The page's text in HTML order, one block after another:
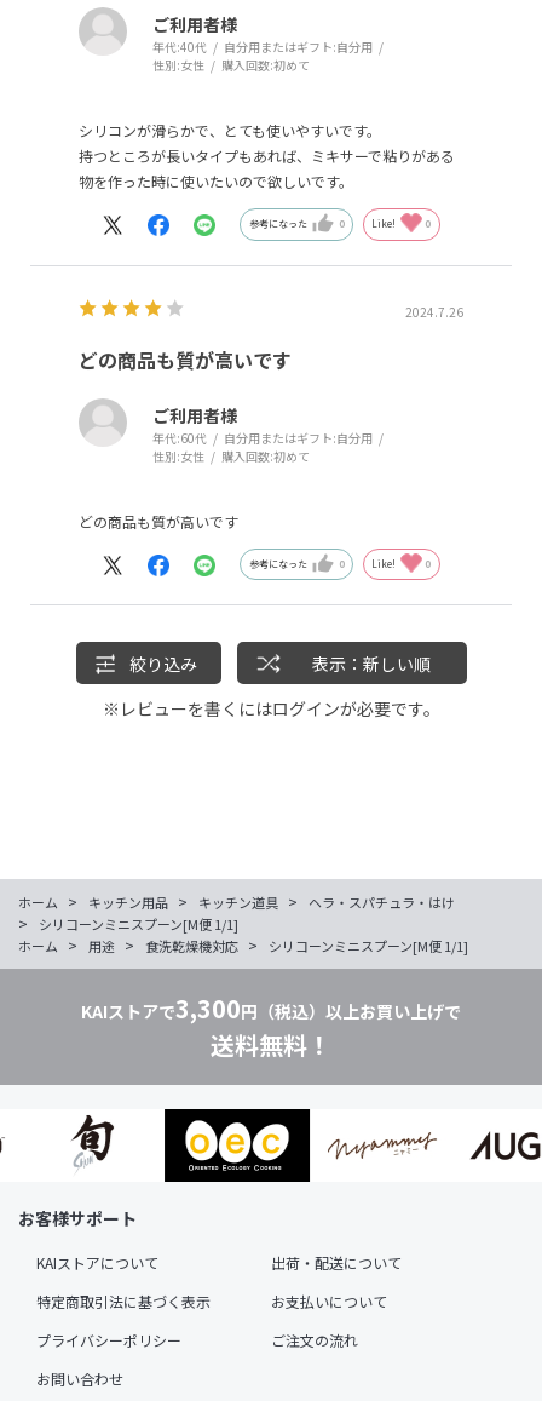
次は、別のサイズを購入しようと思っています
手持ちの、数十枚のシルクのストールは出番は無くなりま
した
ご利用者様
年代:40代 自分用またはギフト:自分用
性別:女性 購入回数:初めて
シリコンが滑らかで、とても使いやすいです。
持つところが長いタイプもあれば、ミキサーで粘りがある
物を作った時に使いたいので欲しいです。
参考になった 0 Like! 0
2024.7.26
どの商品も質が高いです
ご利用者様
年代:60代 自分用またはギフト:自分用
性別:女性 購入回数:初めて
どの商品も質が高いです
参考になった 0 Like! 0
絞り込み
表示：新しい順
※レビューを書くにはログインが必要です。
ホーム > キッチン用品 > キッチン道具 > ヘラ・スパチュラ・はけ
>
シリコーンミニスプーン[M便 1/1]
ホーム
> 用途 > 食洗乾燥機対応 > シリコーンミニスプーン[M便 1/1]
KAIストアで3,300円（税込）以上お買い上げで
送料無料！
お客様サポート
KAIストアについて
出荷・配送について
特定商取引法に基づく表示
お支払いについて
プライバシーポリシー
ご注文の流れ
お問い合わせ